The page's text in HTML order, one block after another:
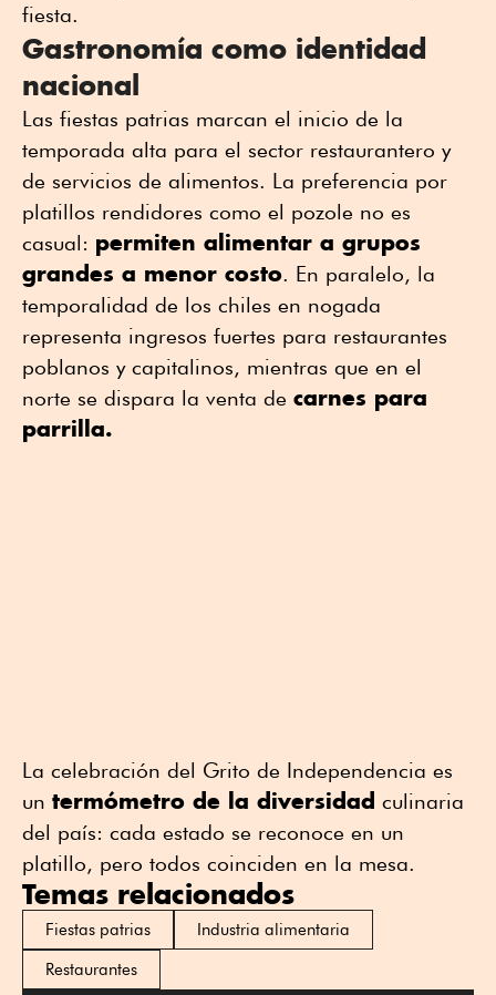
fiesta.
Gastronomía como identidad
nacional
Las fiestas patrias marcan el inicio de la
temporada alta para el sector restaurantero y
de servicios de alimentos. La preferencia por
platillos rendidores como el pozole no es
casual: permiten alimentar a grupos
grandes a menor costo. En paralelo, la
temporalidad de los chiles en nogada
representa ingresos fuertes para restaurantes
poblanos y capitalinos, mientras que en el
norte se dispara la venta de carnes para
parrilla.
La celebración del Grito de Independencia es
un termómetro de la diversidad culinaria
del país: cada estado se reconoce en un
platillo, pero todos coinciden en la mesa.
Temas relacionados
Fiestas patrias
Industria alimentaria
Restaurantes